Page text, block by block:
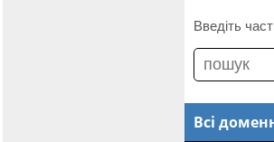
Введіть
Всі